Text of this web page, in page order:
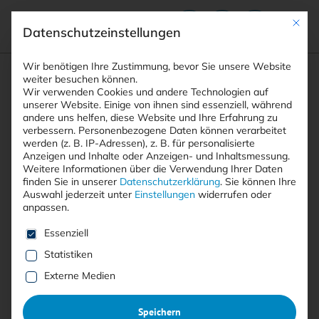
Suchfeld
Suchen
Breadcrumb-Navigation
STARTSEITE AUTOREN MICHAEL VEIT
Alle Beiträge von Michael Veit
Michael Veit
Sales Engineering bei Sophos. Seine fachlichen
Schwerpunkte liegen in den Bereichen Cybersecurity,
Mit
Datenschutzeinstellungen
Wir benötigen Ihre Zustimmung, bevor Sie unsere Website
weiter besuchen können.
Wir verwenden Cookies und andere Technologien auf
unserer Website. Einige von ihnen sind essenziell, während
andere uns helfen, diese Website und Ihre Erfahrung zu
verbessern. Personenbezogene Daten können verarbeitet
werden (z. B. IP-Adressen), z. B. für personalisierte
Anzeigen und Inhalte oder Anzeigen- und Inhaltsmessung.
Weitere Informationen über die Verwendung Ihrer Daten
finden Sie in unserer Datenschutzerklärung. Sie können Ihre
Auswahl jederzeit unter Einstellungen widerrufen oder
anpassen.
Es folgt eine Liste der Service-Gruppen, für die eine
Essenziell
Statistiken
Externe Medien
Speichern